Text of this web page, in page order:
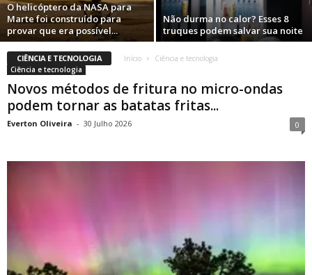
O helicóptero da NASA para
Marte foi construído para
provar que era possível...
Não durma no calor? Esses 8
truques podem salvar sua noite
CIÊNCIA E TECNOLOGIA Início
Ciência e tecnologia
Ciência e tecnologia
Novos métodos de fritura no micro-ondas
podem tornar as batatas fritas...
Everton Oliveira - 30 Julho 2026 0